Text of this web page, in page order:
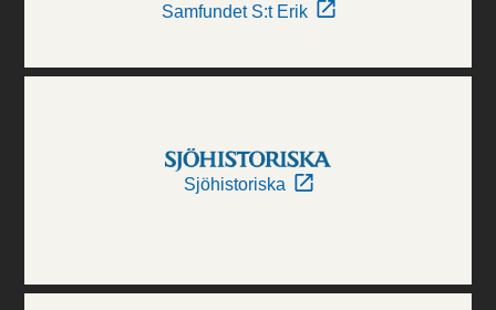
Samfundet S:t Erik
Sjöhistoriska